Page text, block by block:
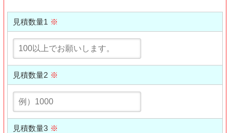
見積数量1 ※
見積数量2 ※
見積数量3 ※